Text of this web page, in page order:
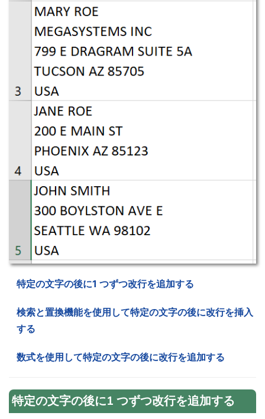
特定の文字の後に1 つずつ改行を追加する
検索と置換機能を使用して特定の文字の後に改行を挿入
する
数式を使用して特定の文字の後に改行を追加する
特定の文字の後に1 つずつ改行を追加する